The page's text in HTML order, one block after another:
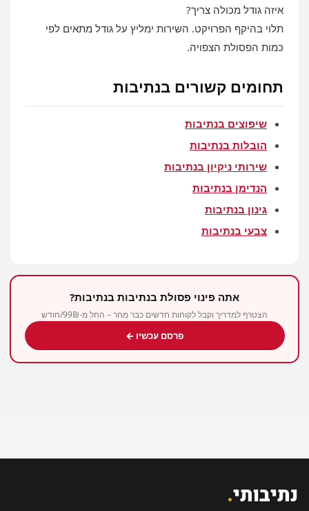
איזה גודל מכולה צריך?
תלוי בהיקף הפרויקט. השירות ימליץ על גודל מתאים לפי
כמות הפסולת הצפויה.
תחומים קשורים בנתיבות
שיפוצים בנתיבות
הובלות בנתיבות
שירותי ניקיון בנתיבות
הנדימן בנתיבות
גינון בנתיבות
צבעי בנתיבות
אתה פינוי פסולת בנתיבות בנתיבות?
הצטרף למדריך וקבל לקוחות חדשים כבר מחר – החל מ-99₪/חודש
פרסם עכשיו ←
נתיבותי.